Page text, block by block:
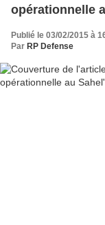
opérationnelle
Publié le 03/02/2015 à
Par RP Defense